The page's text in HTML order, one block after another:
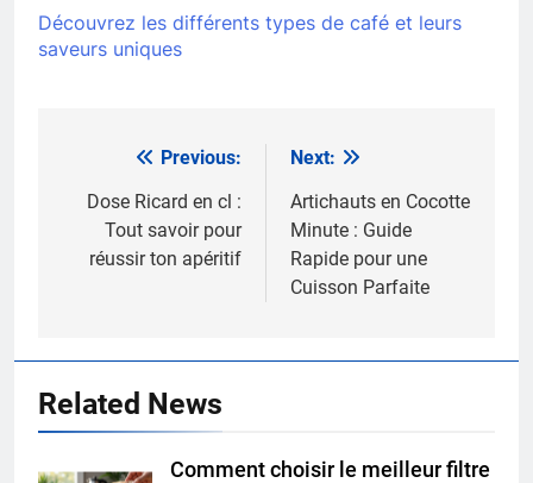
Découvrez les différents types de café et leurs
saveurs uniques
Navigation
de
l’article
Previous:
Dose Ricard en cl :
Tout savoir pour
réussir ton apéritif
Next:
Artichauts en Cocotte
Minute : Guide
Rapide pour une
Cuisson Parfaite
Related News
Comment choisir le meilleur filtre